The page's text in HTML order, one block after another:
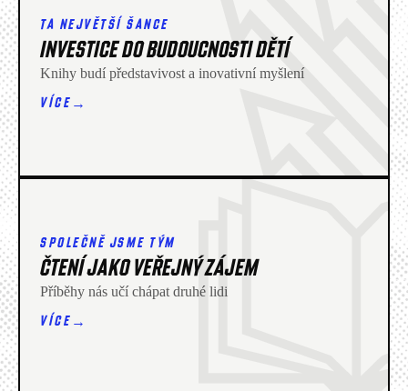
TA NEJVĚTŠÍ ŠANCE
INVESTICE DO BUDOUCNOSTI DĚTÍ
Knihy budí představivost a inovativní myšlení
VÍCE →
SPOLEČNĚ JSME TÝM
ČTENÍ JAKO VEŘEJNÝ ZÁJEM
Příběhy nás učí chápat druhé lidi
VÍCE →